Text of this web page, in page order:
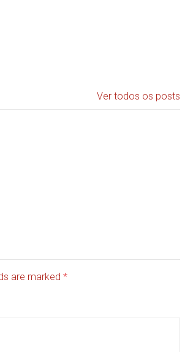
Ver todos os posts
are marked *